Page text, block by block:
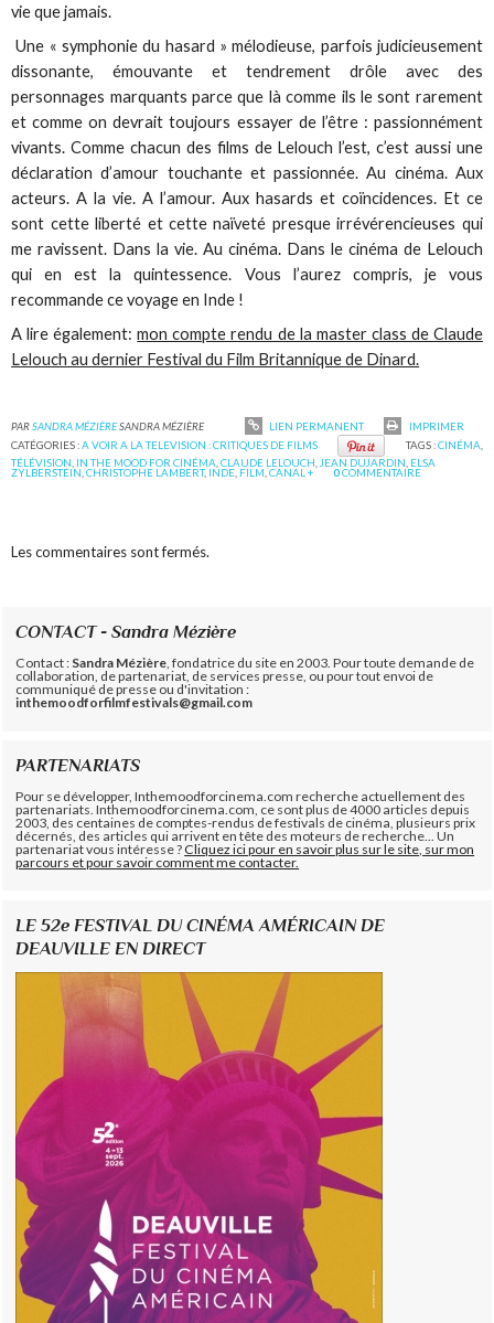
vie que jamais.
Une « symphonie du hasard » mélodieuse, parfois judicieusement
dissonante, émouvante et tendrement drôle avec des
personnages marquants parce que là comme ils le sont rarement
et comme on devrait toujours essayer de l’être : passionnément
vivants. Comme chacun des films de Lelouch l’est, c’est aussi une
déclaration d’amour touchante et passionnée. Au cinéma. Aux
acteurs. A la vie. A l’amour. Aux hasards et coïncidences. Et ce
sont cette liberté et cette naïveté presque irrévérencieuses qui
me ravissent. Dans la vie. Au cinéma. Dans le cinéma de Lelouch
qui en est la quintessence. Vous l’aurez compris, je vous
recommande ce voyage en Inde !
A lire également:mon compte rendu de la master class de Claude
Lelouch au dernier Festival du Film Britannique de Dinard.
PARSANDRA MÉZIÈRESANDRA MÉZIÈRE LIEN PERMANENT
IMPRIMER
CATÉGORIES :A VOIR A LA TELEVISION : CRITIQUES DE FILMS TAGS :CINÉMA
TÉLÉVISION IN THE MOOD FOR CINÉMA ,CLAUDE LELOUCH JEAN DUJARDIN ELSA
ZYLBERSTEIN ,CHRISTOPHE LAMBERT, INDE FILM ,CANAL + 0COMMENTAIRE
Les commentaires sont fermés.
CONTACT - Sandra Mézière
Contact : Sandra Mézière , fondatrice du site en 2003. Pour toute demande de
collaboration, de partenariat, de services presse, ou pour tout envoi de
communiqué de presse ou d'invitation :
inthemoodforfilmfestivals@gmail.com
PARTENARIATS
Pour se développer, Inthemoodforcinema.com recherche actuellement des
partenariats. Inthemoodforcinema.com, ce sont plus de 4000 articles depuis
2003, des centaines de comptes-rendus de festivals de cinéma, plusieurs prix
décernés, des articles qui arrivent en tête des moteurs de recherche... Un
partenariat vous intéresse ?Cliquez ici pour en savoir plus sur le site, sur mon
parcours et pour savoir comment me contacter.
LE 52e FESTIVAL DU CINÉMA AMÉRICAIN DE
DEAUVILLE EN DIRECT